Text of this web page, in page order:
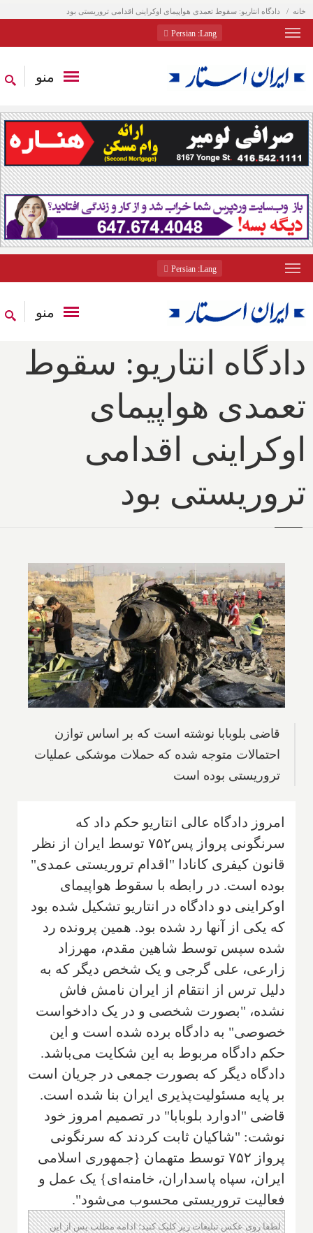
خانه دادگاه انتاریو: سقوط تعمدی هواپیمای اوکراینی اقدامی تروریستی بود
Lang
: Persian
منو
Lang
: Persian
منو
دادگاه انتاریو: سقوط
تعمدی هواپیمای
اوکراینی اقدامی
تروریستی بود
قاضی بلوبابا نوشته است که بر اساس توازن
احتمالات متوجه شده كه حملات موشكی عملیات
تروریستی بوده است
امروز دادگاه عالی انتاریو حکم داد که
سرنگونی پرواز پس۷۵۲ توسط ایران از نظر
قانون کیفری کانادا "اقدام تروریستی عمدی"
بوده است. در رابطه با سقوط هواپیمای
اوکراینی دو دادگاه در انتاریو تشکیل شده بود
که یکی از آنها رد شده بود. همین پرونده رد
شده سپس توسط شاهین مقدم، مهرزاد
زارعی، علی گرجی و یک شخص دیگر که به
دلیل ترس از انتقام از ایران نامش فاش
نشده، "بصورت شخصی و در یک دادخواست
خصوصی" به دادگاه برده شده است و این
حکم دادگاه مربوط به این شکایت می‌باشد.
دادگاه دیگر که بصورت جمعی در جریان است
بر پایه مسئولیت‌پذیری ایران بنا شده است.
قاضی "ادوارد بلوبابا" در تصمیم امروز خود
نوشت: "شاکیان ثابت کردند که سرنگونی
پرواز ۷۵۲ توسط متهمان {جمهوری اسلامی
ایران، سپاه پاسداران، خامنه‌ای} یک عمل و
فعالیت تروریستی محسوب می‌شود".
لطفا روی عکس تبلیغات زیر کلیک کنید؛ ادامه مطلب پس از این